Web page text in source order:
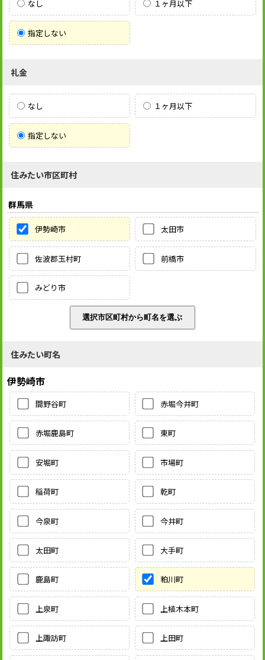
なし １ヶ月以下
指定しない
礼金
なし １ヶ月以下
指定しない
住みたい市区町村
群馬県
伊勢崎市 太田市
佐波郡玉村町 前橋市
みどり市
住みたい町名
伊勢崎市
間野谷町 赤堀今井町
赤堀鹿島町 東町
安堀町 市場町
稲荷町 乾町
今泉町 今井町
太田町 大手町
鹿島町 粕川町
上泉町 上植木本町
上諏訪町 上田町